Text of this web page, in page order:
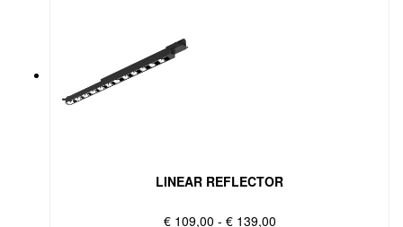
LINEAR REFLECTOR
€109,00 - €139,00Prijsklasse: